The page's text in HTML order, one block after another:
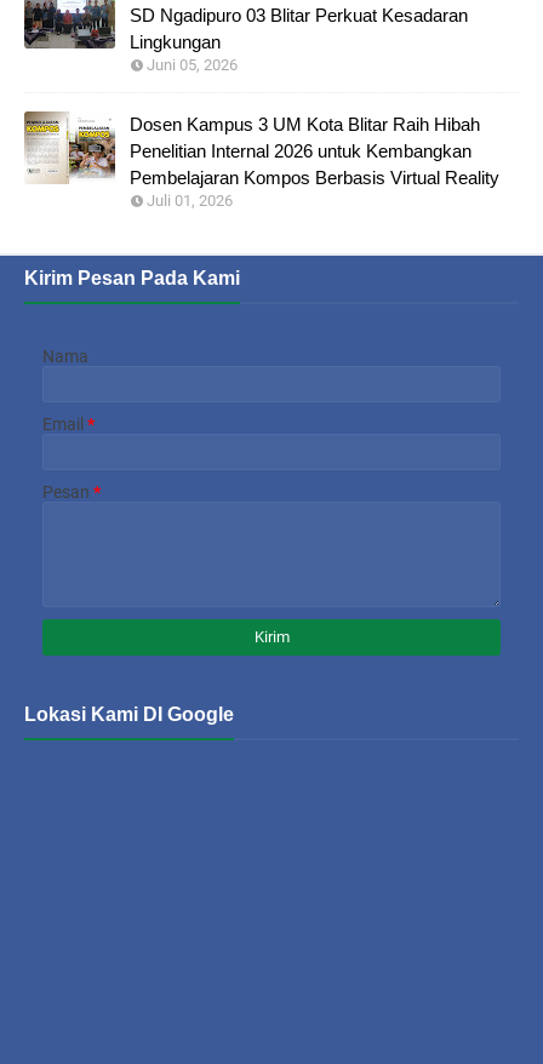
SD Ngadipuro 03 Blitar Perkuat Kesadaran
Lingkungan
Juni 05, 2026
Dosen Kampus 3 UM Kota Blitar Raih Hibah
Penelitian Internal 2026 untuk Kembangkan
Pembelajaran Kompos Berbasis Virtual Reality
Juli 01, 2026
Kirim Pesan Pada Kami
Nama
Email *
Pesan *
Lokasi Kami DI Google